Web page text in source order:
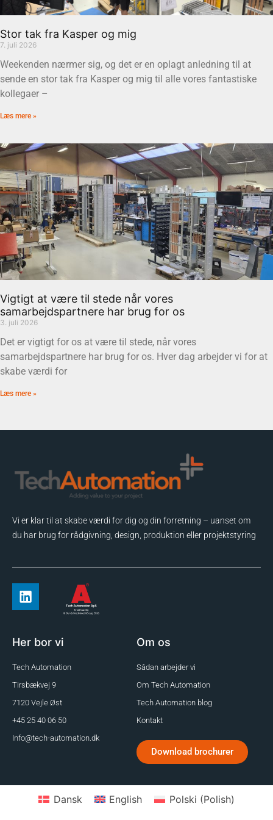
Stor tak fra Kasper og mig
7. juli 2026
Weekenden nærmer sig, og det er en oplagt anledning til at
sende en stor tak fra Kasper og mig til alle vores fantastiske
kollegaer –
Læs mere »
Vigtigt at være til stede når vores
samarbejdspartnere har brug for os
3. juli 2026
Det er vigtigt for os at være til stede, når vores
samarbejdspartnere har brug for os. Hver dag arbejder vi for at
skabe værdi for
Læs mere »
Vi er klar til at skabe værdi for dig og din forretning – uanset om
du har brug for rådgivning, design, produktion eller projektstyring
Her bor vi
Tech Automation
Tirsbækvej 9
7120 Vejle Øst
+45 25 40 06 50
Info@tech-automation.dk
Om os
Sådan arbejder vi
Om Tech Automation
Tech Automation blog
Kontakt
Download brochurer
Dansk English Polski (Polish)